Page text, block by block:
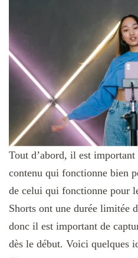
Tout d’abord, il est
contenu qui fonctionne bien
de celui qui fonctionne pour
Shorts ont une durée limitée
donc il est important de
dès le début. Voici quelques